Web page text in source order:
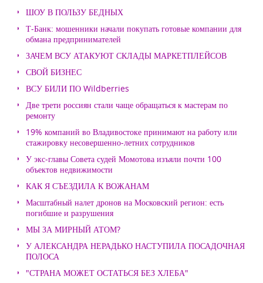
ШОУ В ПОЛЬЗУ БЕДНЫХ
Т-Банк: мошенники начали покупать готовые компании для
обмана предпринимателей
ЗАЧЕМ ВСУ АТАКУЮТ СКЛАДЫ МАРКЕТПЛЕЙСОВ
СВОЙ БИЗНЕС
ВСУ БИЛИ ПО Wildberries
Две трети россиян стали чаще обращаться к мастерам по
ремонту
19% компаний во Владивостоке принимают на работу или
стажировку несовершенно-летних сотрудников
У экс-главы Совета судей Момотова изъяли почти 100
объектов недвижимости
КАК Я СЪЕЗДИЛА К ВОЖАНАМ
Масштабный налет дронов на Московский регион: есть
погибшие и разрушения
МЫ ЗА МИРНЫЙ АТОМ?
У АЛЕКСАНДРА НЕРАДЬКО НАСТУПИЛА ПОСАДОЧНАЯ
ПОЛОСА
"СТРАНА МОЖЕТ ОСТАТЬСЯ БЕЗ ХЛЕБА"